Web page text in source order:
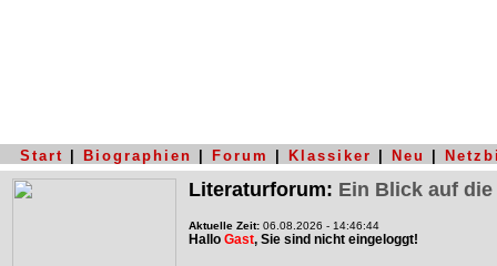
Start Biographien Forum Klassiker Neu
Literaturforum: Ein Blick auf die
Aktuelle Zeit: 06.08.2026 - 14:46:44
Hallo Gast, Sie sind nicht eingeloggt!